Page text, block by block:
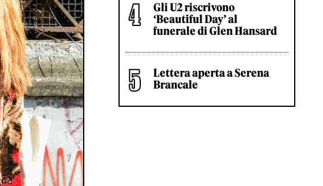
Gli U2 riscrivono
‘Beautiful Day’ al
funerale di Glen Hansard
Lettera aperta a Serena
Brancale